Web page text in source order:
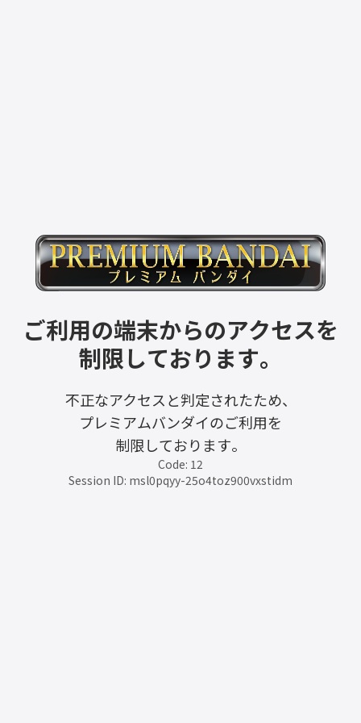
ご利用の端末からのアクセスを
制限しております。
不正なアクセスと判定されたため、
プレミアムバンダイのご利用を
制限しております。
Code: 12
Session ID: msl0pqyy-25o4toz900vxstidm